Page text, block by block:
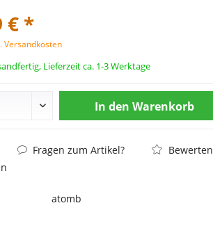
€ *
Versandkosten
Lieferzeit ca. 1-3 Werktage
In den Warenkorb
Fragen zum Artikel?
Bewerten
atomb